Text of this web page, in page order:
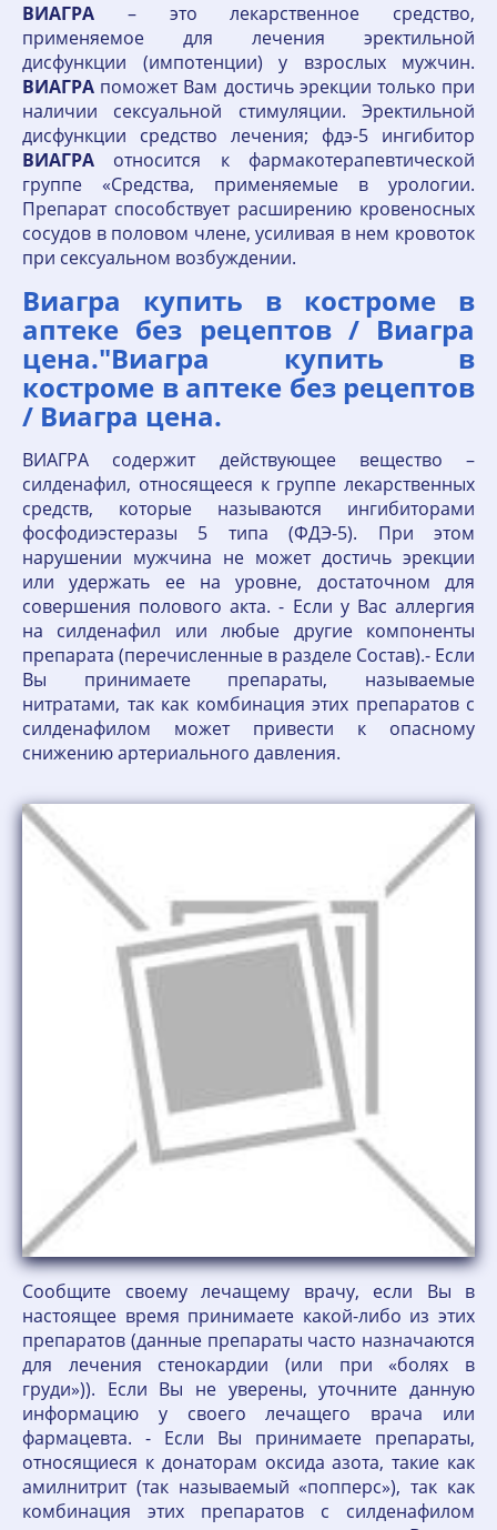
ВИАГРА – это лекарственное средство,
применяемое для лечения эректильной
дисфункции (импотенции) у взрослых мужчин.
ВИАГРА поможет Вам достичь эрекции только при
наличии сексуальной стимуляции. Эректильной
дисфункции средство лечения; фдэ-5 ингибитор
ВИАГРА относится к фармакотерапевтической
группе «Средства, применяемые в урологии.
Препарат способствует расширению кровеносных
сосудов в половом члене, усиливая в нем кровоток
при сексуальном возбуждении.
Виагра купить в костроме в
аптеке без рецептов / Виагра
цена."Виагра купить в
костроме в аптеке без рецептов
/ Виагра цена.
ВИАГРА содержит действующее вещество –
силденафил, относящееся к группе лекарственных
средств, которые называются ингибиторами
фосфодиэстеразы 5 типа (ФДЭ-5). При этом
нарушении мужчина не может достичь эрекции
или удержать ее на уровне, достаточном для
совершения полового акта. - Если у Вас аллергия
на силденафил или любые другие компоненты
препарата (перечисленные в разделе Состав).- Если
Вы принимаете препараты, называемые
нитратами, так как комбинация этих препаратов с
силденафилом может привести к опасному
снижению артериального давления.
Сообщите своему лечащему врачу, если Вы в
настоящее время принимаете какой-либо из этих
препаратов (данные препараты часто назначаются
для лечения стенокардии (или при «болях в
груди»)). Если Вы не уверены, уточните данную
информацию у своего лечащего врача или
фармацевта. - Если Вы принимаете препараты,
относящиеся к донаторам оксида азота, такие как
амилнитрит (так называемый «попперс»), так как
комбинация этих препаратов с силденафилом